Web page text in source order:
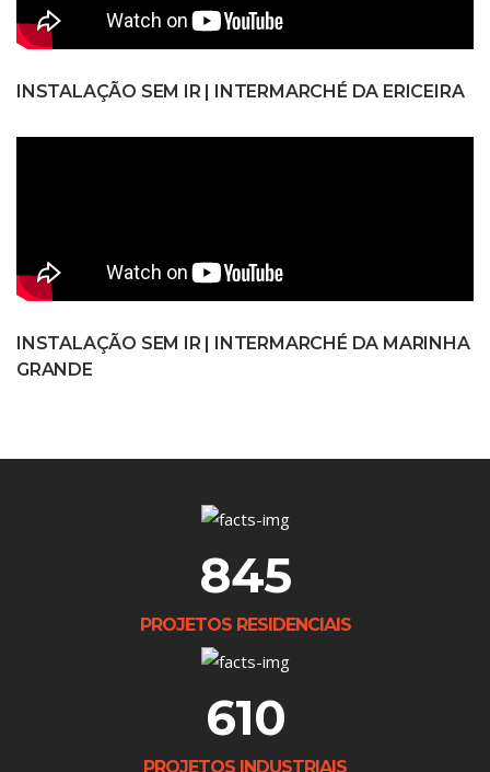
INSTALAÇÃO SEM IR | INTERMARCHÉ DA ERICEIRA
INSTALAÇÃO SEM IR | INTERMARCHÉ DA MARINHA
GRANDE
845
PROJETOS RESIDENCIAIS
610
PROJETOS INDUSTRIAIS